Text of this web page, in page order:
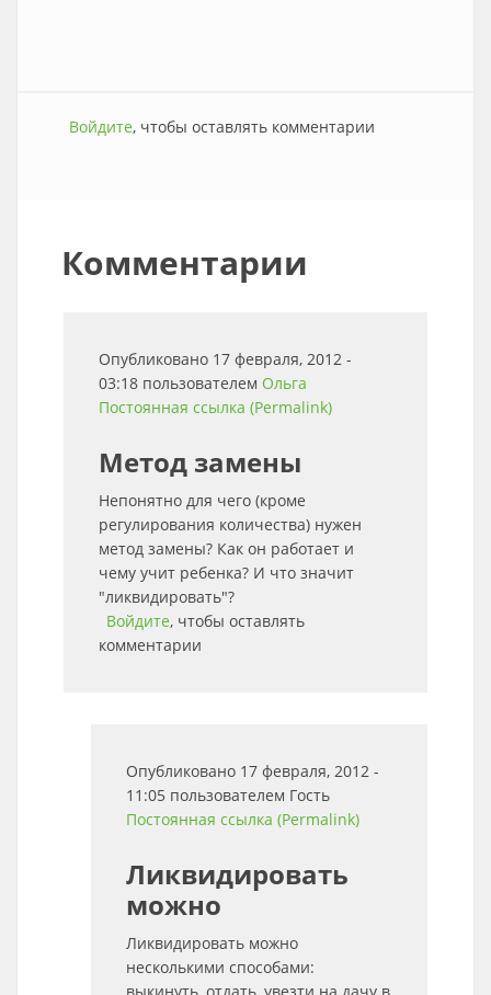
Войдите, чтобы оставлять комментарии
Комментарии
Опубликовано 17 февраля, 2012 -
03:18 пользователем Ольга
Постоянная ссылка (Permalink)
Метод замены
Непонятно для чего (кроме
регулирования количества) нужен
метод замены? Как он работает и
чему учит ребенка? И что значит
"ликвидировать"?
Войдите, чтобы оставлять
комментарии
Опубликовано 17 февраля, 2012 -
11:05 пользователем Гость
Постоянная ссылка (Permalink)
Ликвидировать
можно
Ликвидировать можно
несколькими способами: